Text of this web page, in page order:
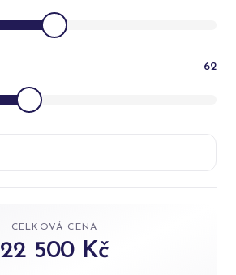
62
CELKOVÁ CENA
22 500 Kč